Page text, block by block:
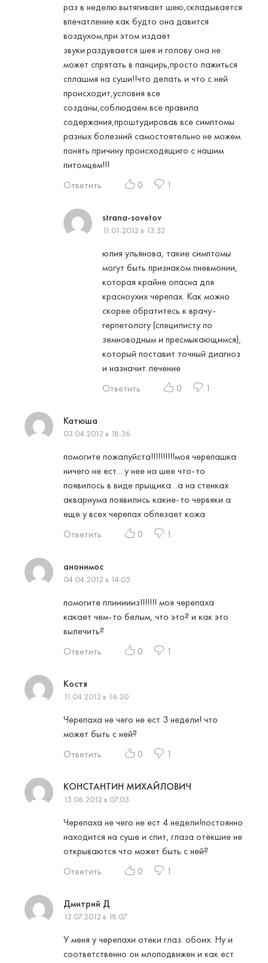
раз в неделю.вытягивает шею,складывается
впечатление как будто она давится
воздухом,при этом издаёт
звуки.раздувается шея и голову она не
может спрятать в панцирь,просто лажиться
сплашмя на суши!!что делать и что с ней
происходит,условия все
созданы,соблюдаем все правила
содержания,проштудировав все симптомы
разных болезний самостоятельно не можем
понять причину происходящиго с нашим
питомцем!!!
Ответить
0 1
strana-sovetov
11.01.2012 в 13:32
юлия ульянова, такие симптомы
могут быть признаком пневмонии,
которая крайне опасна для
красноухих черепах. Как можно
скорее обратитесь к врачу-
герпетологу (специлисту по
земноводным и пресмыкающимся),
который поставит точный диагноз
и назначит лечение
Ответить
0 1
Катюша
03.04.2012 в 18:36
помогите пожалуйста!!!!!!!!!!моя черепашка
ничего не ест….у нее на шее что-то
появилось в виде прыщика…а на стенках
аквариума появились какие-то червяки а
еще у всех черепах облезает кожа
Ответить
0 1
анонимос
04.04.2012 в 14:05
помогите плиииииз!!!!!!! моя черепаха
какает чем-то белым, что это? и как это
вылечить?
Ответить
0 1
Костя
11.04.2012 в 16:30
Черепаха не чего не ест 3 недели! что
может быть с ней?
Ответить
0 1
КОНСТАНТИН МИХАЙЛОВИЧ
15.06.2012 в 07:03
Черепаха не чего не ест 4 недели!постоянно
находится на суше и спит, глаза отёкшие не
открываются что может быть с ней?
Ответить
0 1
Дмитрий Д
12.07.2012 в 18:07
У меня у черепахи отеки глаз. обоих. Ну и
соответственно он млоподвижен и как ест